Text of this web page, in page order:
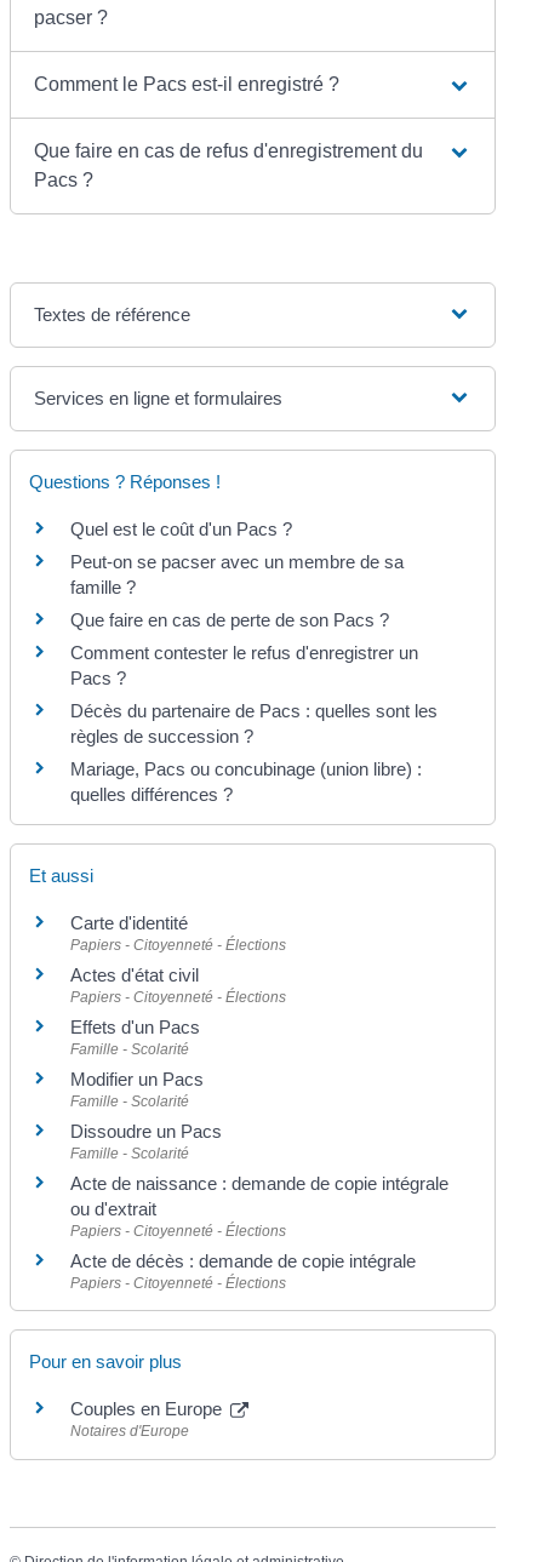
pacser ?
Comment le Pacs est-il enregistré ?
Que faire en cas de refus d'enregistrement du
Pacs ?
Textes de référence
Services en ligne et formulaires
Questions ? Réponses !
Quel est le coût d'un Pacs ?
Peut-on se pacser avec un membre de sa
famille ?
Que faire en cas de perte de son Pacs ?
Comment contester le refus d'enregistrer un
Pacs ?
Décès du partenaire de Pacs : quelles sont les
règles de succession ?
Mariage, Pacs ou concubinage (union libre) :
quelles différences ?
Et aussi
Carte d'identité
Papiers - Citoyenneté - Élections
Actes d'état civil
Papiers - Citoyenneté - Élections
Effets d'un Pacs
Famille - Scolarité
Modifier un Pacs
Famille - Scolarité
Dissoudre un Pacs
Famille - Scolarité
Acte de naissance : demande de copie intégrale
ou d'extrait
Papiers - Citoyenneté - Élections
Acte de décès : demande de copie intégrale
Papiers - Citoyenneté - Élections
Pour en savoir plus
Couples en Europe
Notaires d'Europe